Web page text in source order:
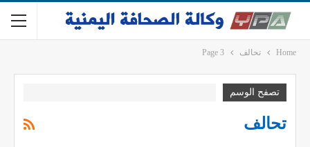
Home تحالف Page 3
تصفح الوسم
تحالف